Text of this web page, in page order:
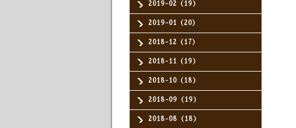
2019-02（19）
2019-01（20）
2018-12（17）
2018-11（19）
2018-10（18）
2018-09（19）
2018-08（18）